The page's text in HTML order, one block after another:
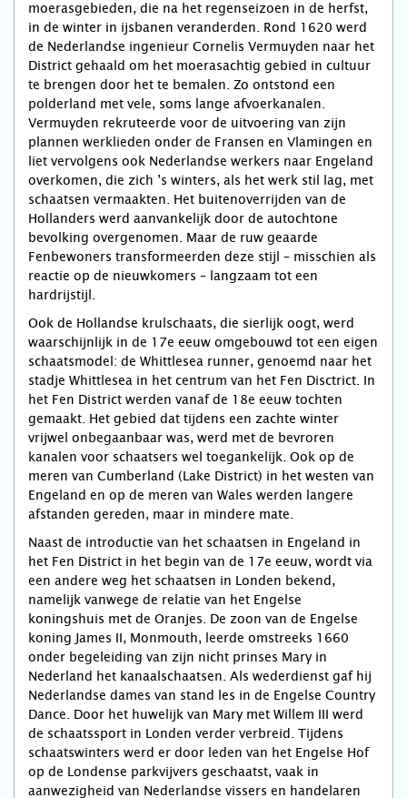
moerasgebieden, die na het regenseizoen in de herfst,
in de winter in ijsbanen veranderden. Rond 1620 werd
de Nederlandse ingenieur Cornelis Vermuyden naar het
District gehaald om het moerasachtig gebied in cultuur
te brengen door het te bemalen. Zo ontstond een
polderland met vele, soms lange afvoerkanalen.
Vermuyden rekruteerde voor de uitvoering van zijn
plannen werklieden onder de Fransen en Vlamingen en
liet vervolgens ook Nederlandse werkers naar Engeland
overkomen, die zich ’s winters, als het werk stil lag, met
schaatsen vermaakten. Het buitenoverrijden van de
Hollanders werd aanvankelijk door de autochtone
bevolking overgenomen. Maar de ruw geaarde
Fenbewoners transformeerden deze stijl – misschien als
reactie op de nieuwkomers – langzaam tot een
hardrijstijl.
Ook de Hollandse krulschaats, die sierlijk oogt, werd
waarschijnlijk in de 17e eeuw omgebouwd tot een eigen
schaatsmodel: de Whittlesea runner, genoemd naar het
stadje Whittlesea in het centrum van het Fen Disctrict. In
het Fen District werden vanaf de 18e eeuw tochten
gemaakt. Het gebied dat tijdens een zachte winter
vrijwel onbegaanbaar was, werd met de bevroren
kanalen voor schaatsers wel toegankelijk. Ook op de
meren van Cumberland (Lake District) in het westen van
Engeland en op de meren van Wales werden langere
afstanden gereden, maar in mindere mate.
Naast de introductie van het schaatsen in Engeland in
het Fen District in het begin van de 17e eeuw, wordt via
een andere weg het schaatsen in Londen bekend,
namelijk vanwege de relatie van het Engelse
koningshuis met de Oranjes. De zoon van de Engelse
koning James II, Monmouth, leerde omstreeks 1660
onder begeleiding van zijn nicht prinses Mary in
Nederland het kanaalschaatsen. Als wederdienst gaf hij
Nederlandse dames van stand les in de Engelse Country
Dance. Door het huwelijk van Mary met Willem III werd
de schaatssport in Londen verder verbreid. Tijdens
schaatswinters werd er door leden van het Engelse Hof
op de Londense parkvijvers geschaatst, vaak in
aanwezigheid van Nederlandse vissers en handelaren